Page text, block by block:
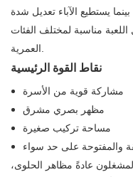
يستطيع الآباء تعديل شدة
مناسبة لمختلف الفئات
العمرية.
نقاط القوة الرئيسية
مشاركة قوية من الأسرة
مظهر بصري مشرق
مساحة تركيب صغيرة
والمفتوحة على حد سواء
عادةً مظاهر الحلوى،